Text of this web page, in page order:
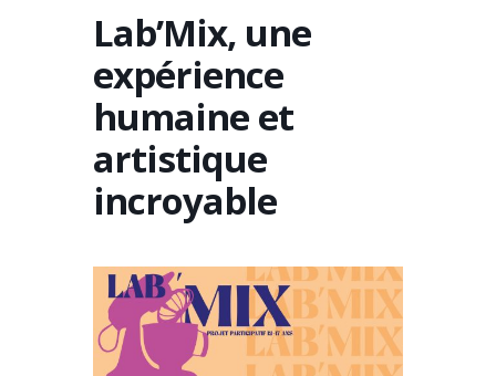
Lab’Mix, une
expérience
humaine et
artistique
incroyable